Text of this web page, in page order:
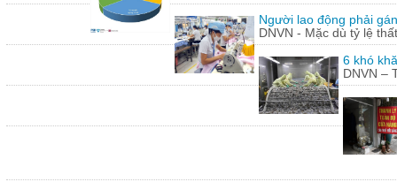
Người lao động phải
DNVN - Mặc dù tỷ lệ
6 khó
DNVN –